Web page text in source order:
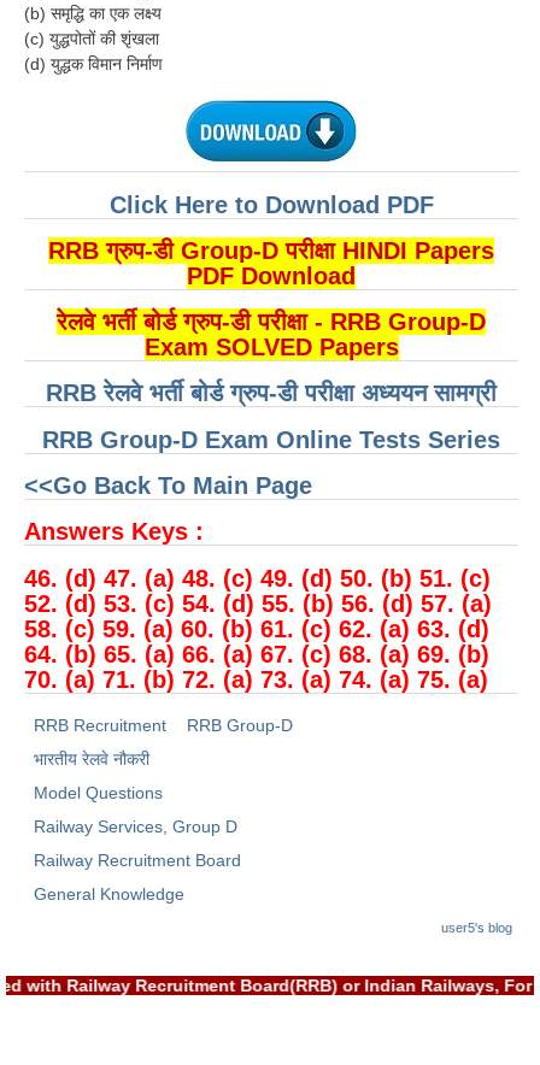
(b) समृद्धि का एक लक्ष्य
(c) युद्धपोतों की शृंखला
(d) युद्धक विमान निर्माण
Click Here to Download PDF
RRB ग्रुप-डी Group-D परीक्षा HINDI Papers
PDF Download
रेलवे भर्ती बोर्ड ग्रुप-डी परीक्षा - RRB Group-D
Exam SOLVED Papers
RRB रेलवे भर्ती बोर्ड ग्रुप-डी परीक्षा अध्ययन सामग्री
RRB Group-D Exam Online Tests Series
<<Go Back To Main Page
Answers Keys :
46. (d) 47. (a) 48. (c) 49. (d) 50. (b) 51. (c)
52. (d) 53. (c) 54. (d) 55. (b) 56. (d) 57. (a)
58. (c) 59. (a) 60. (b) 61. (c) 62. (a) 63. (d)
64. (b) 65. (a) 66. (a) 67. (c) 68. (a) 69. (b)
70. (a) 71. (b) 72. (a) 73. (a) 74. (a) 75. (a)
RRB Recruitment
RRB Group-D
भारतीय रेलवे नौकरी
Model Questions
Railway Services, Group D
Railway Recruitment Board
General Knowledge
user5's blog
associated with Railway Recruitment Board(RRB) or Indian